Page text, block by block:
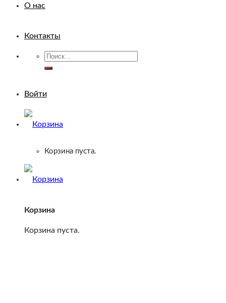
О нас
Контакты
Искать:
Войти
Корзина пуста.
Корзина
Корзина пуста.